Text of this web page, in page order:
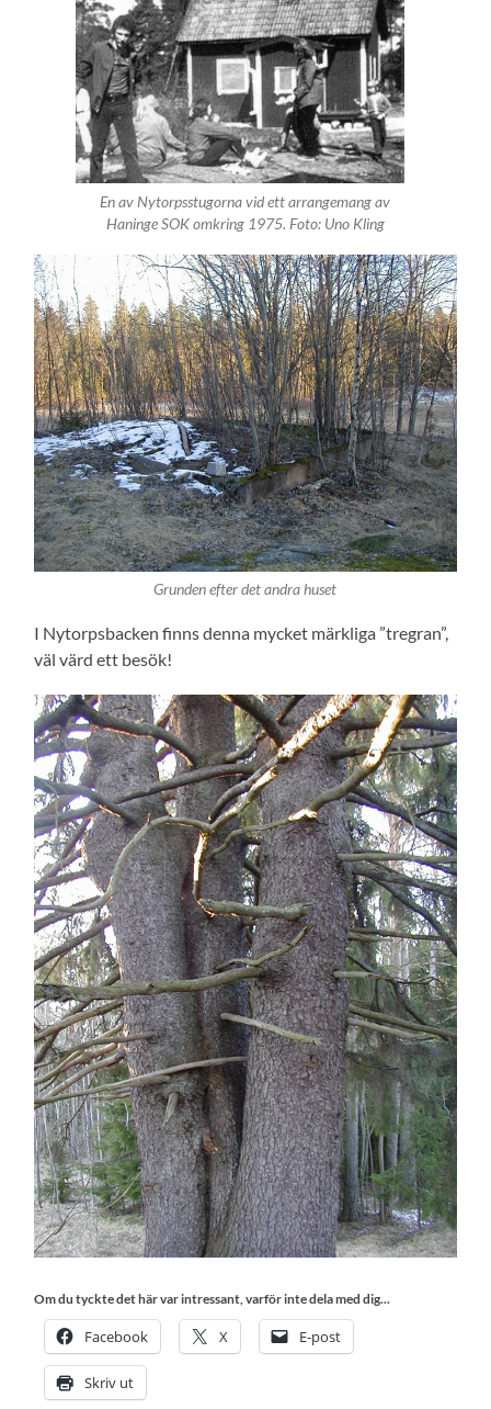
En av Nytorpsstugorna vid ett arrangemang av
Haninge SOK omkring 1975. Foto: Uno Kling
Grunden efter det andra huset
I Nytorpsbacken finns denna mycket märkliga ”tregran”,
väl värd ett besök!
Om du tyckte det här var intressant, varför inte dela med dig...
Facebook X E-post
Skriv ut